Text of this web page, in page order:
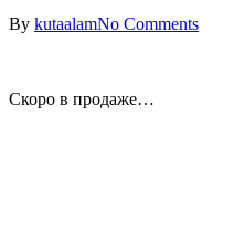
By kutaalamNo Comments
Скоро в продаже…